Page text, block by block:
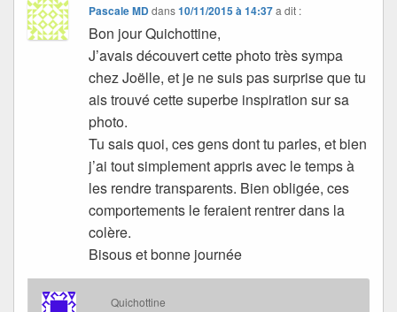
Pascale MDdans10/11/2015 à 14:37 a dit :
Bon jour Quichottine,
J’avais découvert cette photo très sympa
chez Joëlle, et je ne suis pas surprise que tu
ais trouvé cette superbe inspiration sur sa
photo.
Tu sais quoi, ces gens dont tu parles, et bien
j’ai tout simplement appris avec le temps à
les rendre transparents. Bien obligée, ces
comportements le feraient rentrer dans la
colère.
Bisous et bonne journée
Quichottine